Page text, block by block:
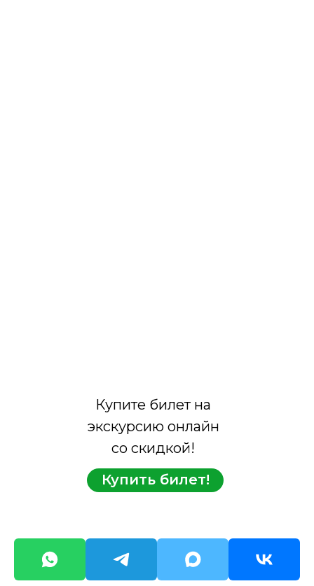
Купите билет на
экскурсию онлайн
со скидкой!
Купить билет!